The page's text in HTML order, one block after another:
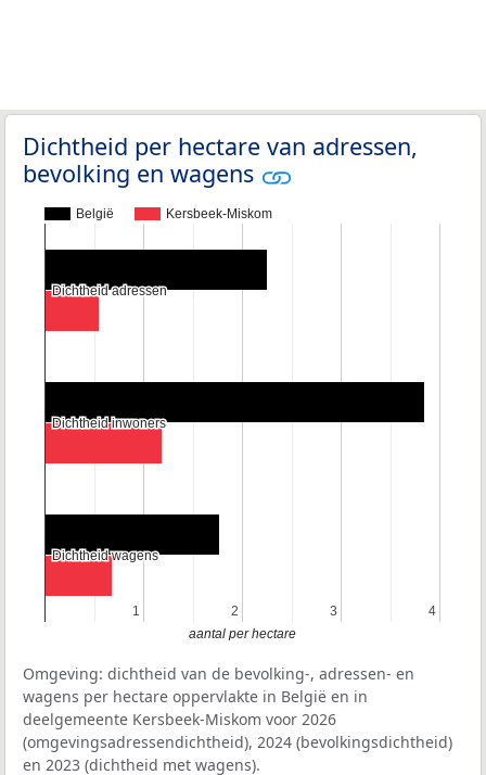
Dichtheid per hectare van adressen,
bevolking en wagens
België Kersbeek-Miskom
1
1 2
2 3
3 4
4
Dichtheid adressen
Dichtheid adressen
Dichtheid inwoners
Dichtheid inwoners
Dichtheid wagens
Dichtheid wagens
aantal per hectare
Omgeving: dichtheid van de bevolking-, adressen- en
wagens per hectare oppervlakte in België en in
deelgemeente Kersbeek-Miskom voor 2026
(omgevingsadressendichtheid), 2024 (bevolkingsdichtheid)
en 2023 (dichtheid met wagens).